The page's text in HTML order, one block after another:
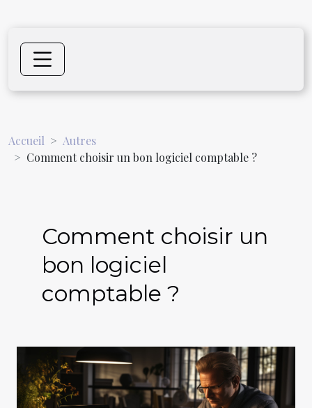
Accueil
Autres
Comment choisir un bon logiciel comptable ?
Comment choisir un
bon logiciel
comptable ?